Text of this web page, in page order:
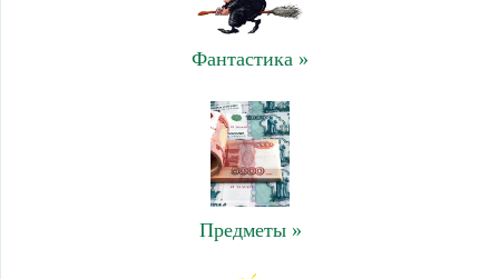
Фантастика »
Предметы »